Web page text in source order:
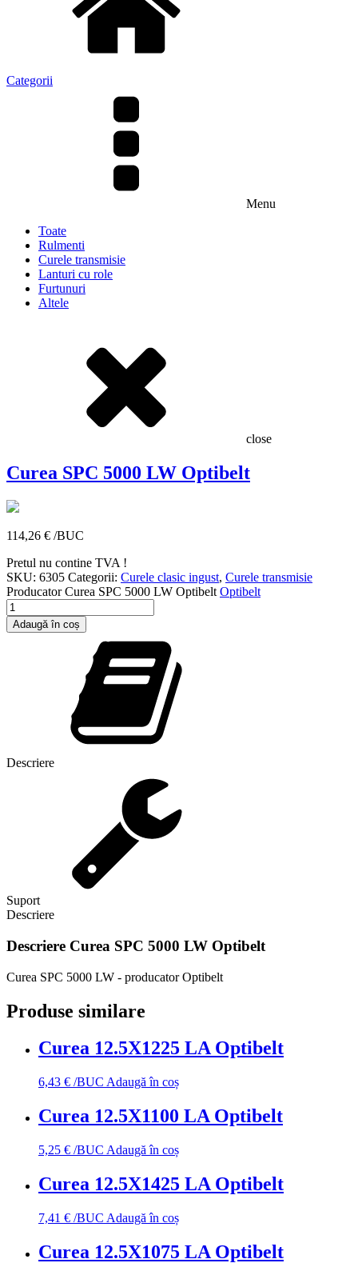
Categorii
Menu
Toate
Rulmenti
Curele transmisie
Lanturi cu role
Furtunuri
Altele
close
Curea SPC 5000 LW Optibelt
114,26 € /BUC
Pretul nu contine TVA !
SKU: 6305 Categorii: Curele clasic ingust, Curele transmisie
ProducatorCurea SPC 5000 LW Optibelt Optibelt
Cantitate
Curea
SPC
Adaugă în coș
Descriere
Suport
Descriere
Descriere Curea SPC 5000 LW Optibelt
Curea SPC 5000 LW - producator Optibelt
Produse similare
Curea 12.5X1225 LA Optibelt
6,43 € /BUC Adaugă în coș
Curea 12.5X1100 LA Optibelt
5,25 € /BUC Adaugă în coș
Curea 12.5X1425 LA Optibelt
7,41 € /BUC Adaugă în coș
Curea 12.5X1075 LA Optibelt